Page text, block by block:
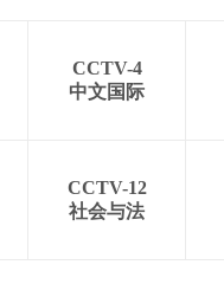
CCTV-4
中文国际
CCTV-12
社会与法